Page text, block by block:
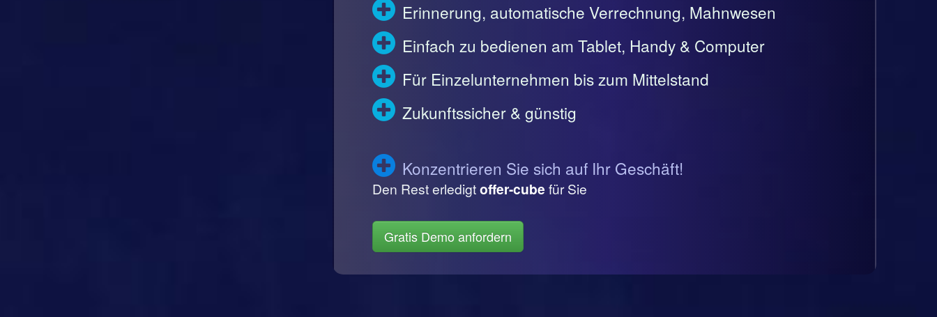
Erinnerung, automatische Verrechnung, Mahnwesen
Einfach zu bedienen am Tablet, Handy & Computer
Für Einzelunternehmen bis zum Mittelstand
Zukunftssicher & günstig
Konzentrieren Sie sich auf Ihr Geschäft!
Den Rest erledigtoffer-cube für Sie
Gratis Demo anfordern